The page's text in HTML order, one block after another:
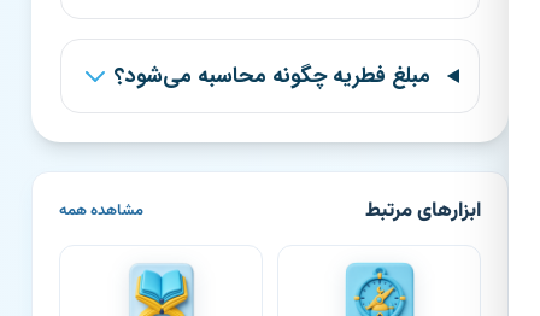
مبلغ فطریه چگونه محاسبه می‌شود؟
ابزارهای مرتبط مشاهده همه